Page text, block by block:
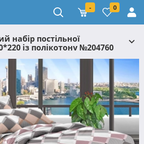
- 0
набір постільної
із полікотону №204760